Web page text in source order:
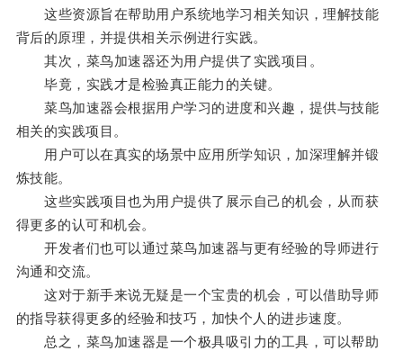
这些资源旨在帮助用户系统地学习相关知识，理解技能
背后的原理，并提供相关示例进行实践。
其次，菜鸟加速器还为用户提供了实践项目。
毕竟，实践才是检验真正能力的关键。
菜鸟加速器会根据用户学习的进度和兴趣，提供与技能
相关的实践项目。
用户可以在真实的场景中应用所学知识，加深理解并锻
炼技能。
这些实践项目也为用户提供了展示自己的机会，从而获
得更多的认可和机会。
开发者们也可以通过菜鸟加速器与更有经验的导师进行
沟通和交流。
这对于新手来说无疑是一个宝贵的机会，可以借助导师
的指导获得更多的经验和技巧，加快个人的进步速度。
总之，菜鸟加速器是一个极具吸引力的工具，可以帮助